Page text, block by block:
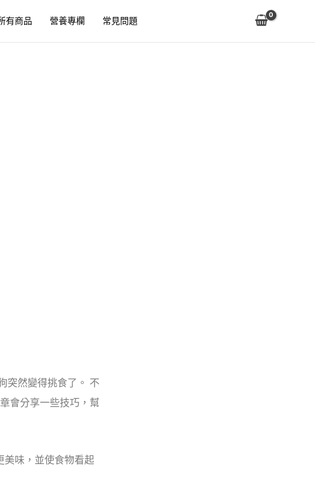
有商品 營養專欄 常見問題
突然變得挑食了。 不
會分享一些技巧，幫
美味，並使食物看起